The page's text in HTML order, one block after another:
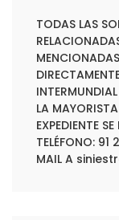
TODAS LAS
LA
EXPEDIENTE
TELÉFONO:
MAIL A